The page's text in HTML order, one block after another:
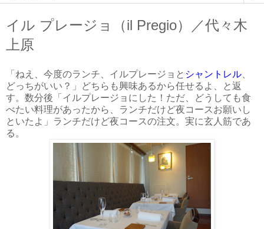
イル プレージョ（il Pregio）／代々木
上原
「ねえ、今度のランチ、イルプレージョと シャントレル
どっちがいい？」どちらも興味あるから任せるよ、と返
す。数分後「イルプレージョにした！ただ、どうしても食
べたい料理があったから、ランチだけど夜コースお願いし
といたよ」ランチだけど夜コースの注文。実に玄人筋であ
る。